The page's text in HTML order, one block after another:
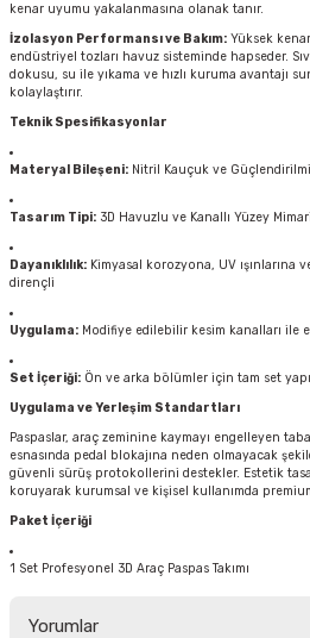
kenar uyumu yakalanmasına olanak tanır.
İzolasyon Performansı ve Bakım: Yüksek
endüstriyel tozları havuz sisteminde hapseder.
dokusu, su ile yıkama ve hızlı kuruma avantajı
kolaylaştırır.
Teknik Spesifikasyonlar
Materyal Bileşeni: Nitril Kauçuk ve
Tasarım Tipi: 3D Havuzlu ve Kanallı Yüzey
Dayanıklılık: Kimyasal korozyona, UV ışınlarına
dirençli
Uygulama: Modifiye edilebilir kesim kanalları ile
Set İçeriği: Ön ve arka bölümler için tam set
Uygulama ve Yerleşim Standartları
Paspaslar, araç zeminine kaymayı engelleyen
esnasında pedal blokajına neden olmayacak
güvenli sürüş protokollerini destekler. Estetik
koruyarak kurumsal ve kişisel kullanımda
Paket İçeriği
1 Set Profesyonel 3D Araç Paspas Takımı
Yorumlar